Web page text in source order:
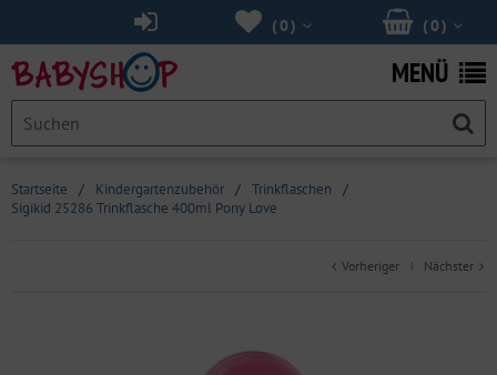
(0 )
(0 )
MENÜ
Startseite / Kindergartenzubehör / Trinkflaschen
/
Sigikid 25286 Trinkflasche 400ml Pony Love
Vorheriger | Nächster